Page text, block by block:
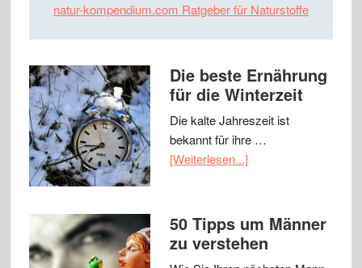
natur-kompendium.com Ratgeber für Naturstoffe
Die beste Ernährung
für die Winterzeit
Die kalte Jahreszeit ist
bekannt für ihre …
[Weiterlesen...]
50 Tipps um Männer
zu verstehen